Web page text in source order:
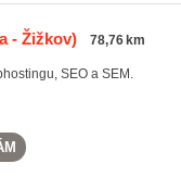
- Žižkov) 78,76 km
SEO a SEM.